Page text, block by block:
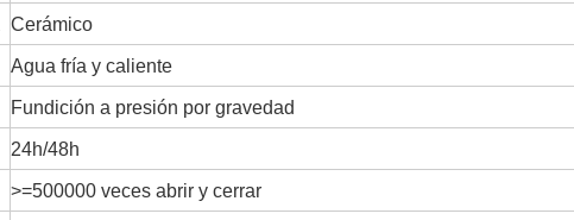
Cerámico
Agua fría y caliente
Fundición a presión por gravedad
24h/48h
>=500000 veces abrir y cerrar